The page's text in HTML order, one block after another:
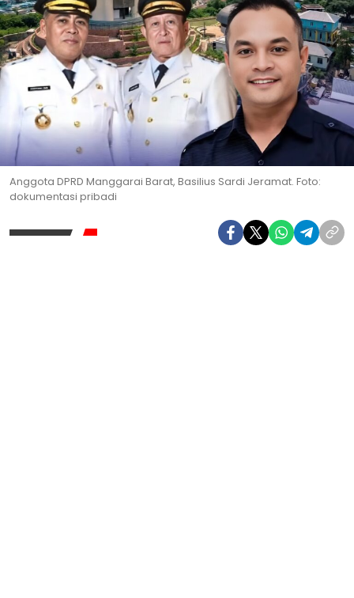
Anggota DPRD Manggarai Barat, Basilius Sardi Jeramat. Foto:
dokumentasi pribadi